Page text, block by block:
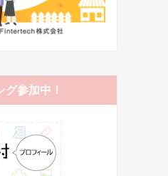
グ参加中！